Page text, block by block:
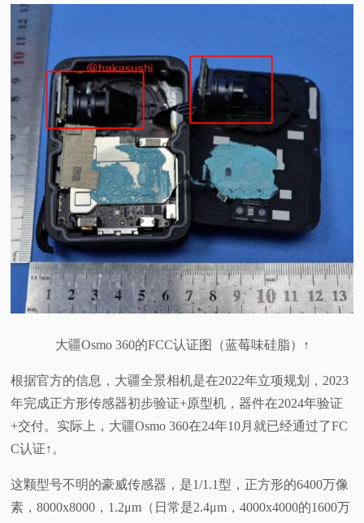
大疆Osmo 360的FCC认证图（蓝莓味硅脂）↑
根据官方的信息，大疆全景相机是在2022年立项规划，2023
年完成正方形传感器初步验证+原型机，器件在2024年验证
+交付。实际上，大疆Osmo 360在24年10月就已经通过了FC
C认证↑。
这颗型号不明的豪威传感器，是1/1.1型，正方形的6400万像
素，8000x8000，1.2μm（日常是2.4μm，4000x4000的1600万